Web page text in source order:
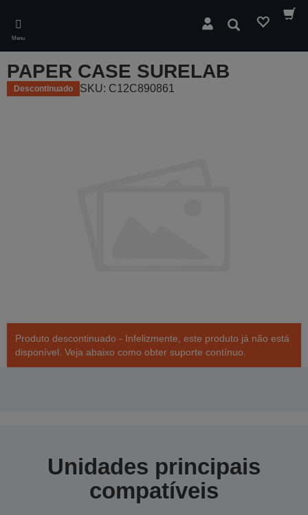
main
content
Menu
Pesquisar
PAPER CASE SURELAB
Descontinuado SKU: C12C890861
Produto descontinuado - Infelizmente, este produto já não está
disponível. Veja abaixo como obter suporte contínuo.
Unidades principais
compatíveis